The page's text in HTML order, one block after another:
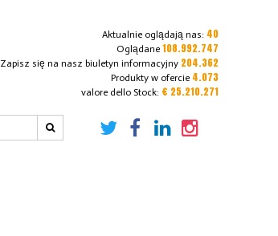
Aktualnie oglądają nas: 40
Oglądane 108.992.747
Zapisz się na nasz biuletyn informacyjny 204.362
Produkty w ofercie 4.073
valore dello Stock: € 25.210.271